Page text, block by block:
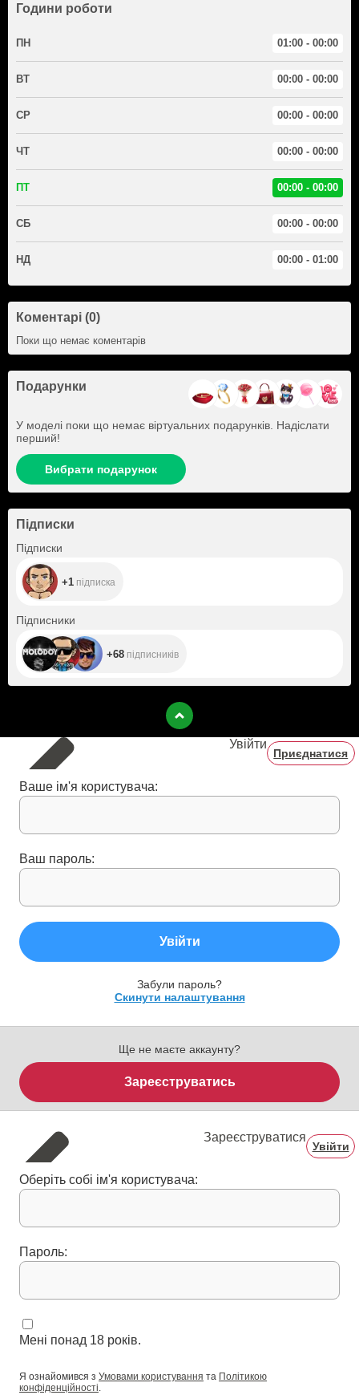
Години роботи
ПН 01:00 - 00:00
ВТ 00:00 - 00:00
СР 00:00 - 00:00
ЧТ 00:00 - 00:00
ПТ 00:00 - 00:00
СБ 00:00 - 00:00
НД 00:00 - 01:00
Коментарі (0)
Поки що немає коментарів
Подарунки
У моделі поки що немає віртуальних подарунків. Надіслати
перший!
Вибрати подарунок
Підписки
Підписки
+1 підписка
Підписники
+68 підписників
Увійти
Приєднатися
Ваше ім'я користувача:
Ваш пароль:
Увійти
Забули пароль?
Скинути налаштування
Ще не маєте аккаунту?
Зареєструватись
Зареєструватися
Увійти
Оберіть собі ім'я користувача:
Пароль:
Мені понад 18 років.
Я ознайомився з Умовами користування та Політикою
конфіденційності.